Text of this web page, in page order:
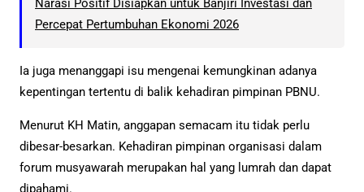
Narasi Positif Disiapkan untuk Banjiri Investasi dan
Percepat Pertumbuhan Ekonomi 2026
Ia juga menanggapi isu mengenai kemungkinan adanya
kepentingan tertentu di balik kehadiran pimpinan PBNU.
Menurut KH Matin, anggapan semacam itu tidak perlu
dibesar-besarkan. Kehadiran pimpinan organisasi dalam
forum musyawarah merupakan hal yang lumrah dan dapat
dipahami.